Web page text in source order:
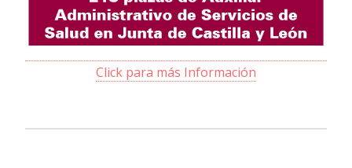
Click para más Información